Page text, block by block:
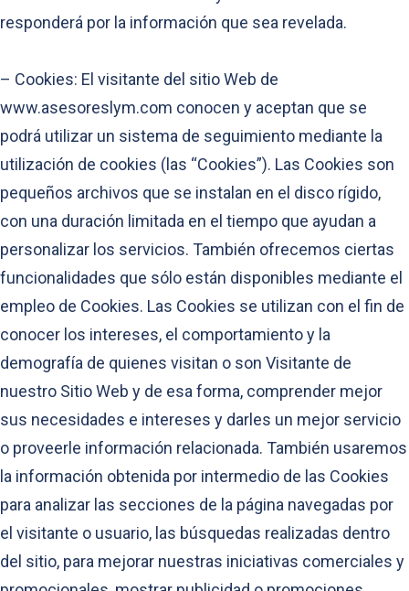
responderá por la información que sea revelada.
– Cookies: El visitante del sitio Web de
www.asesoreslym.com conocen y aceptan que se
podrá utilizar un sistema de seguimiento mediante la
utilización de cookies (las “Cookies”). Las Cookies son
pequeños archivos que se instalan en el disco rígido,
con una duración limitada en el tiempo que ayudan a
personalizar los servicios. También ofrecemos ciertas
funcionalidades que sólo están disponibles mediante el
empleo de Cookies. Las Cookies se utilizan con el fin de
conocer los intereses, el comportamiento y la
demografía de quienes visitan o son Visitante de
nuestro Sitio Web y de esa forma, comprender mejor
sus necesidades e intereses y darles un mejor servicio
o proveerle información relacionada. También usaremos
la información obtenida por intermedio de las Cookies
para analizar las secciones de la página navegadas por
el visitante o usuario, las búsquedas realizadas dentro
del sitio, para mejorar nuestras iniciativas comerciales y